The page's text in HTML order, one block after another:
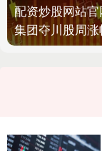
配资炒股网站
集团夺川股周